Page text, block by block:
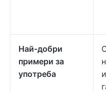
Най-добри
примери за
употреба